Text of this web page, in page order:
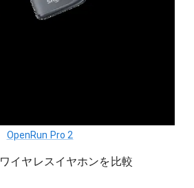
OpenRun Pro 2
ワイヤレスイヤホンを比較